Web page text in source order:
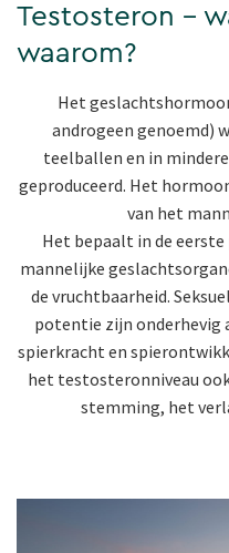
Testosteron -
waarom?
Het
androgeen genoemd)
teelballen en in
geproduceerd. Het
van het
Het bepaalt in de
mannelijke
de vruchtbaarheid.
potentie zijn onderhevig
spierkracht en
het testosteronniveau
stemming, het